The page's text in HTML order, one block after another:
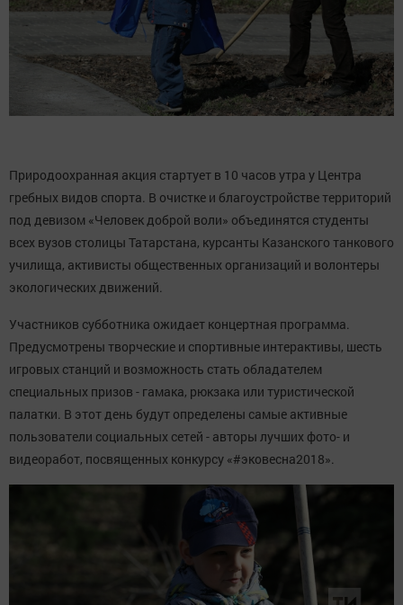
Природоохранная акция стартует в 10 часов утра у Центра
гребных видов спорта. В очистке и благоустройстве территорий
под девизом «Человек доброй воли» объединятся студенты
всех вузов столицы Татарстана, курсанты Казанского танкового
училища, активисты общественных организаций и волонтеры
экологических движений.
Участников субботника ожидает концертная программа.
Предусмотрены творческие и спортивные интерактивы, шесть
игровых станций и возможность стать обладателем
специальных призов - гамака, рюкзака или туристической
палатки. В этот день будут определены самые активные
пользователи социальных сетей - авторы лучших фото- и
видеоработ, посвященных конкурсу «#эковесна2018».